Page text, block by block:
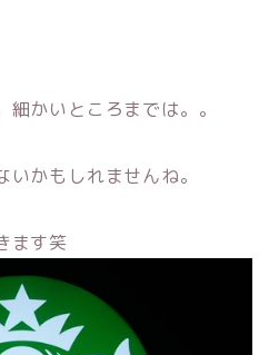
かいところまでは。。
かもしれませんね。
ます笑